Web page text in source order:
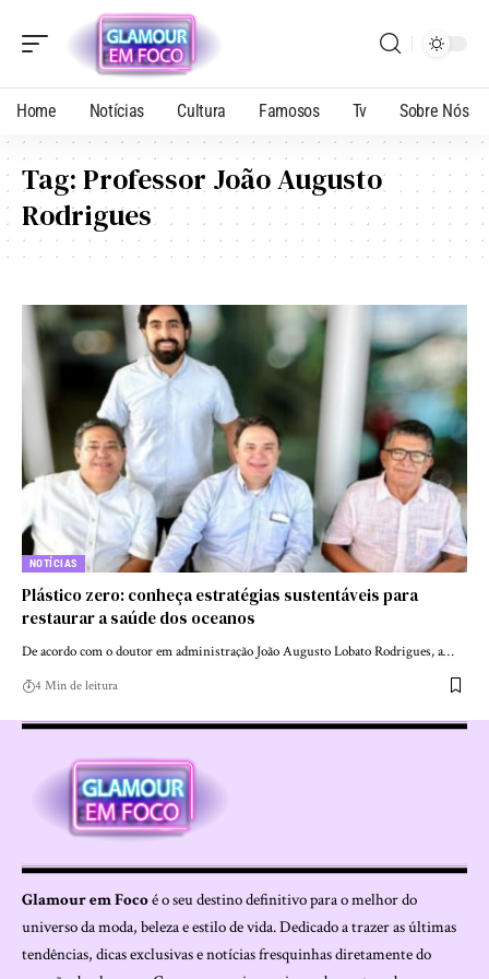
Home Notícias Cultura Famosos Tv Sobre Nós
Tag:Professor João Augusto
Rodrigues
NOTÍCIAS
Plástico zero: conheça estratégias sustentáveis para
restaurar a saúde dos oceanos
De acordo com o doutor em administração João Augusto Lobato Rodrigues, a…
4 Min de leitura
Glamour em Focoé o seu destino definitivo para o melhor do
universo da moda, beleza e estilo de vida. Dedicado a trazer as últimas
tendências, dicas exclusivas e notícias fresquinhas diretamente do